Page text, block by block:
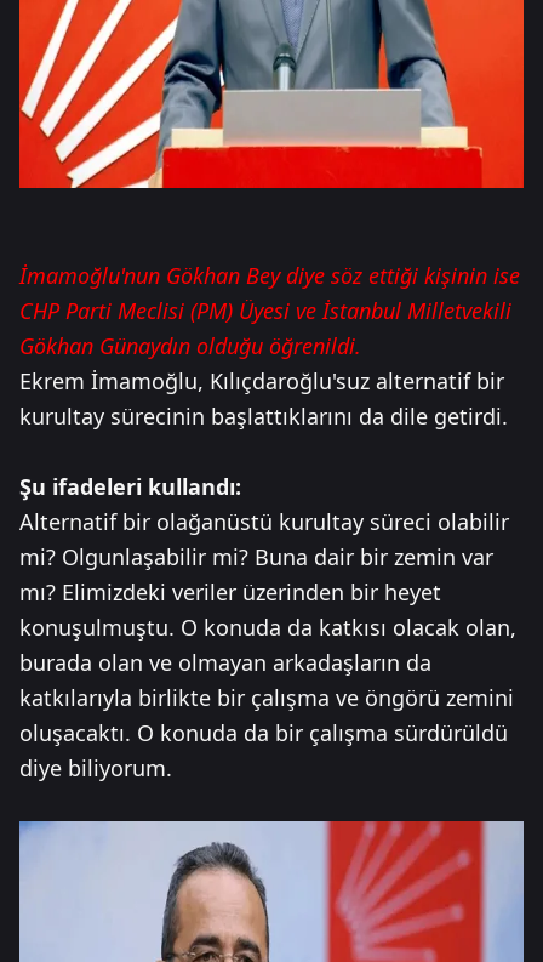
İmamoğlu'nun Gökhan Bey diye söz ettiği kişinin ise
CHP Parti Meclisi (PM) Üyesi ve İstanbul Milletvekili
Gökhan Günaydın olduğu öğrenildi.
Ekrem İmamoğlu, Kılıçdaroğlu'suz alternatif bir
kurultay sürecinin başlattıklarını da dile getirdi.
Şu ifadeleri kullandı:
Alternatif bir olağanüstü kurultay süreci olabilir
mi? Olgunlaşabilir mi? Buna dair bir zemin var
mı? Elimizdeki veriler üzerinden bir heyet
konuşulmuştu. O konuda da katkısı olacak olan,
burada olan ve olmayan arkadaşların da
katkılarıyla birlikte bir çalışma ve öngörü zemini
oluşacaktı. O konuda da bir çalışma sürdürüldü
diye biliyorum.